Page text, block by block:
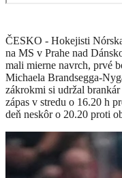
ČESKO - Hokejisti
na MS v Prahe nad
mali mierne navrch, prvé
Michaela Brandsegga-
zákrokmi si udržal
zápas v stredu o 16.20 h
deň neskôr o 20.20 proti